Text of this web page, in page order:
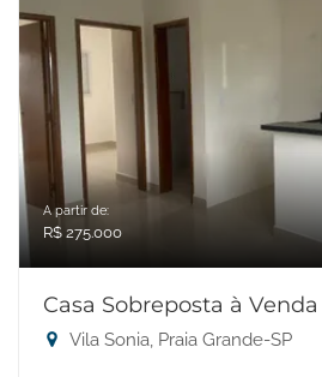
A partir de:
R$ 275.000
Casa Sobreposta à
Vila Sonia, Praia Grande-SP